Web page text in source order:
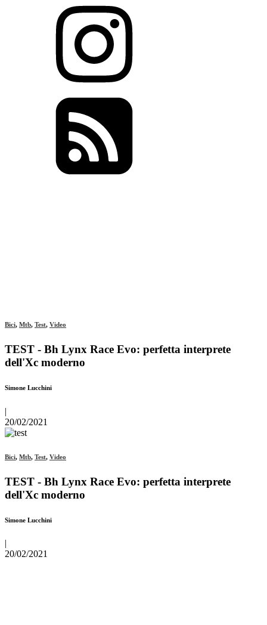
Bici, Mtb, Test, Video
TEST - Bh Lynx Race Evo: perfetta interprete
dell'Xc moderno
Simone Lucchini
|
20/02/2021
Bici, Mtb, Test, Video
TEST - Bh Lynx Race Evo: perfetta interprete
dell'Xc moderno
Simone Lucchini
20/02/2021